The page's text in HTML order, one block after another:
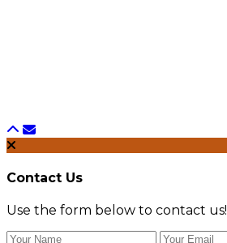
Contact Us
Use the form below to contact us!